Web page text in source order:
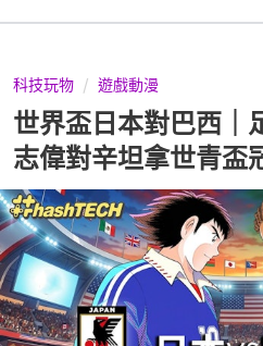
科技玩物 遊戲動漫
世界盃日本對巴西｜
志偉對辛坦拿世青盃